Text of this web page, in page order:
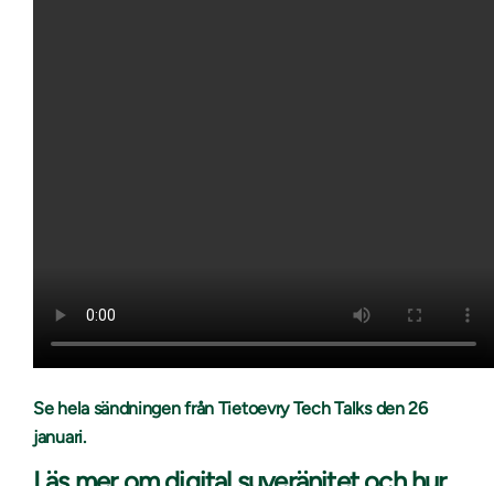
Se hela sändningen från Tietoevry Tech Talks den 26
januari.